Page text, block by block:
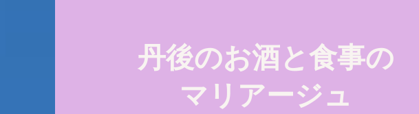
丹後のお酒と食事の
マリアージュ